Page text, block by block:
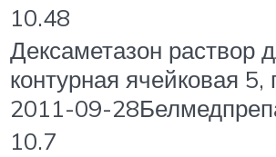
10.48
Дексаметазон раствор
контурная ячейковая
2011-09-
10.7